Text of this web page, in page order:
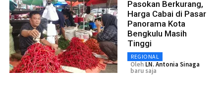
Pasokan Berkurang,
Harga Cabai di Pasar
Panorama Kota
Bengkulu Masih
Tinggi
REGIONAL
Oleh LN. Antonia Sinaga
baru saja